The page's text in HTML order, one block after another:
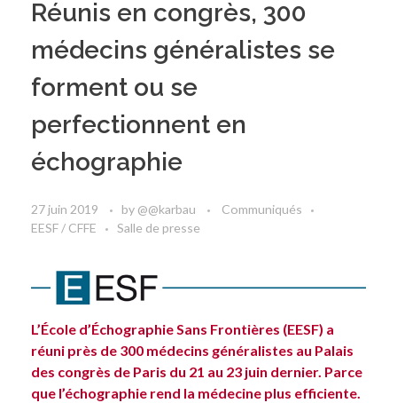
Réunis en congrès, 300
médecins généralistes se
forment ou se
perfectionnent en
échographie
27 juin 2019 by @@karbau
Communiqués
EESF / CFFE
Salle de presse
L’École d’Échographie Sans Frontières (EESF) a
réuni près de 300 médecins généralistes au Palais
des congrès de Paris du 21 au 23 juin dernier. Parce
que l’échographie rend la médecine plus efficiente.